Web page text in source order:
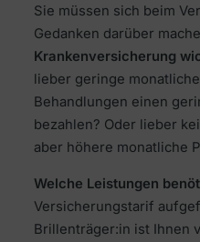
Sie müssen sich beim
Gedanken darüber
Krankenversicherung
lieber geringe
Behandlungen einen
bezahlen? Oder lieber
aber höhere monatliche
Welche Leistungen
Versicherungstarif
Brillenträger:in ist Ihnen